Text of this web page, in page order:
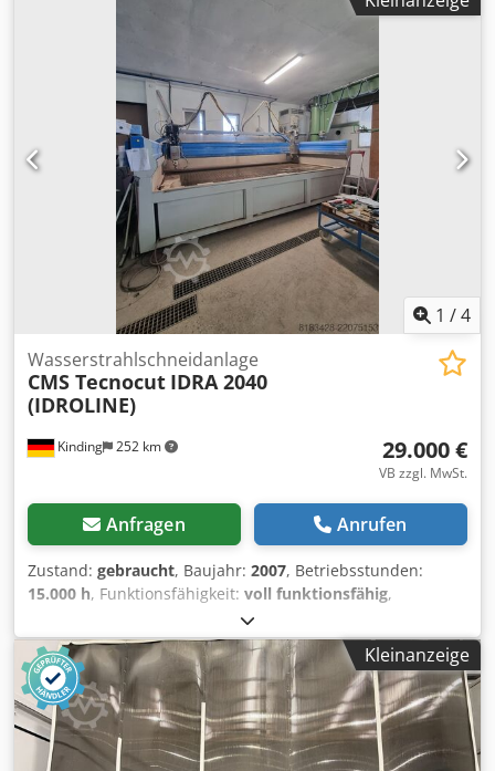
Bearbeitunglänge pro Schleifgang 2.700 mm (Größere
Trockenes Glassäumen, effizient und verschleißfrei. Anlage
kann Standalone installiert werden oder integriert an
einen Schneidtisch.
1 /4
Kinding 252 km
Wasserstrahlschneidanlage
CMS Tecnocut IDRA 2040
(IDROLINE)
29.000 €
VB zzgl. MwSt.
Anfragen Anrufen
Zustand: gebraucht, Baujahr: 2007, Betriebsstunden:
15.000 h, Funktionsfähigkeit: voll funktionsfähig,
, Verfahrweg X-Achse:
Verfahrweg Y-Achse:2.000 mm, Verfahrweg Z-Achse:250
mm, Werkstückgewicht (max.): 8.000 kg, Art des
Eingangsstroms:Wechselstrom (AC) , Eingangsspannung:
400 V, Tischlänge:4.500 mm, Tischbreite:2.000 mm,
Fassungsvermögen des Behälters: 8.000 l, Druck:
bar, Betriebsdruck:3.800 bar, Eingangsstrom: 84 A,
Kleinanzeige